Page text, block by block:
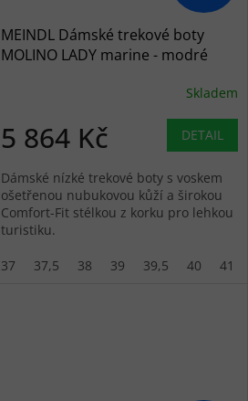
41,5 42
MEINDL Dámské trekové boty
MOLINO LADY marine - modré
Skladem
5 864 Kč DETAIL
Dámské nízké trekové boty s voskem
ošetřenou nubukovou kůží a širokou
Comfort-Fit stélkou z korku pro lehkou
turistiku.
37 37,5 38 39 39,5 40 41